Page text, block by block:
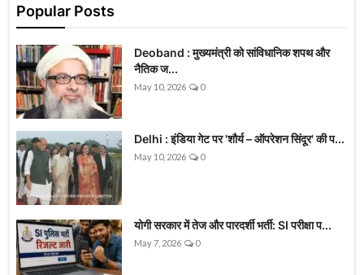
Popular Posts
Deoband : मुख्यमंत्री को सांविधानिक शपथ और
नैतिक ज...
May 10, 2026 0
Delhi : इंडिया गेट पर 'शौर्य – ऑपरेशन सिंदूर' की प...
May 10, 2026 0
योगी सरकार में तेज और पारदर्शी भर्ती: SI परीक्षा प...
May 7, 2026 0